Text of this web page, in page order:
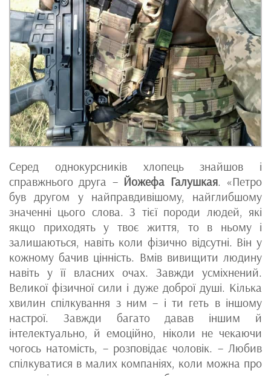
Серед однокурсників хлопець знайшов і
справжнього друга – Йожефа Галушкая. «Петро
був другом у найправдивішому, найглибшому
значенні цього слова. З тієї породи людей, які
якщо приходять у твоє життя, то в ньому і
залишаються, навіть коли фізично відсутні. Він у
кожному бачив цінність. Вмів вивищити людину
навіть у її власних очах. Завжди усміхнений.
Великої фізичної сили і дуже доброї душі. Кілька
хвилин спілкування з ним – і ти геть в іншому
настрої. Завжди багато давав іншим й
інтелектуально, й емоційно, ніколи не чекаючи
чогось натомість, – розповідає чоловік. – Любив
спілкуватися в малих компаніях, коли можна про